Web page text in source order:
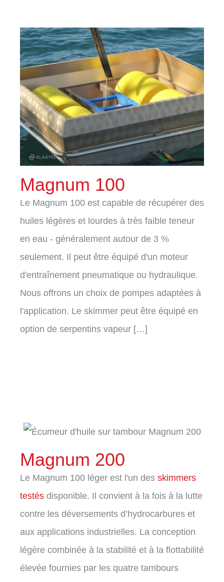
Magnum 100
Le Magnum 100 est capable de récupérer des
huiles légères et lourdes à très faible teneur
en eau - généralement autour de 3 %
seulement. Il peut être équipé d'un moteur
d'entraînement pneumatique ou hydraulique.
Nous offrons un choix de pompes adaptées à
l'application. Le skimmer peut être équipé en
option de serpentins vapeur […]
Magnum 200
Le Magnum 100 léger est l'un des skimmers
testés disponible. Il convient à la fois à la lutte
contre les déversements d’hydrocarbures et
aux applications industrielles. La conception
légère combinée à la stabilité et à la flottabilité
élevée fournies par les quatre tambours